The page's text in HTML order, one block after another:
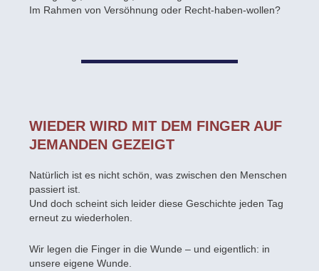
Im Rahmen von Versöhnung oder Recht-haben-wollen?
WIEDER WIRD MIT DEM FINGER AUF
JEMANDEN GEZEIGT
Natürlich ist es nicht schön, was zwischen den Menschen
passiert ist.
Und doch scheint sich leider diese Geschichte jeden Tag
erneut zu wiederholen.
Wir legen die Finger in die Wunde – und eigentlich: in
unsere eigene Wunde.